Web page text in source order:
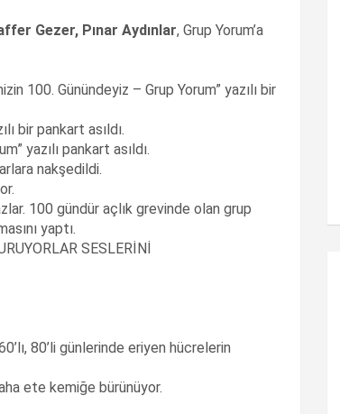
Gezer, Pınar Aydınlar, Grup Yorum’a
100. Günündeyiz – Grup Yorum” yazılı bir
bir pankart asıldı.
yazılı pankart asıldı.
nakşedildi.
100 gündür açlık grevinde olan grup
yaptı.
SESLERİNİ
80’li günlerinde eriyen hücrelerin
ete kemiğe bürünüyor.